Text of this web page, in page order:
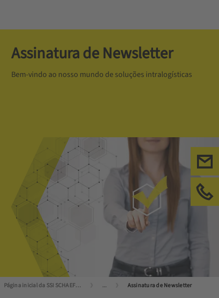
Assinatura de Newsletter
Bem-vindo ao nosso mundo de soluções intralogísticas
Página inicial da SSI SCHAEFER ... Assinatura de Newsletter